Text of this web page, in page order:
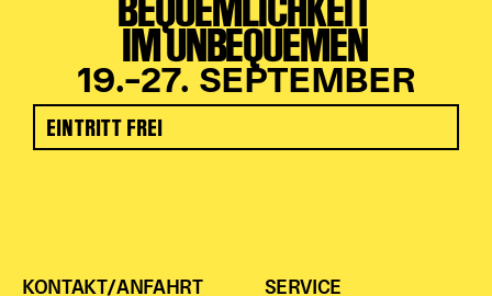
IM UNBEQUEMEN
19.–27. SEPTEMBER
EINTRITT FREI
KONTAKT/ANFAHRT SERVICE